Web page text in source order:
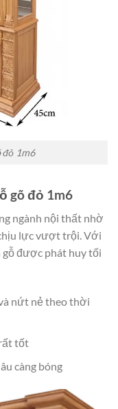
1m6
gõ đỏ 1m6
ngành nội thất nhờ
lực vượt trội. Với
gỗ được phát huy tối
nứt nẻ theo thời
tốt
càng bóng